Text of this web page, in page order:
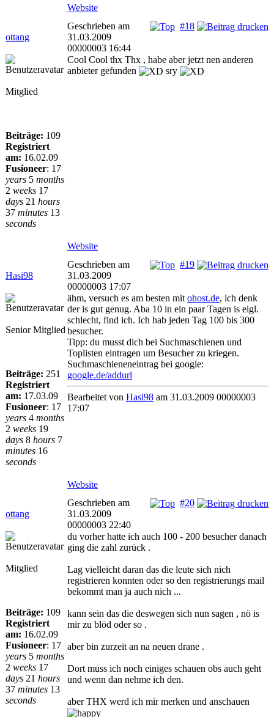
Website
ottang
#18
Geschrieben am
31.03.2009
00000003 16:44
Mitglied
Beiträge: 109
Registriert
am: 16.02.09
Fusioneer: 17
years 5 months
2 weeks 17
days 21 hours
37 minutes 13
seconds
Cool Cool thx Thx , habe aber jetzt nen anderen
anbieter gefunden
sry
Website
Hasi98
#19
Geschrieben am
31.03.2009
00000003 17:07
Senior Mitglied
Beiträge: 251
Registriert
am: 17.03.09
Fusioneer: 17
years 4 months
2 weeks 19
days 8 hours 7
minutes 16
seconds
ähm, versuch es am besten mit ohost.de, ich denk
der is gut genug. Aba 10 in ein paar Tagen is eigl.
schlecht, find ich. Ich hab jeden Tag 100 bis 300
besucher.
Tipp: du musst dich bei Suchmaschienen und
Toplisten eintragen um Besucher zu kriegen.
Suchmaschieneneintrag bei google:
google.de/addurl
Bearbeitet von Hasi98 am 31.03.2009 00000003
17:07
Website
ottang
#20
Geschrieben am
31.03.2009
00000003 22:40
Mitglied
Beiträge: 109
Registriert
am: 16.02.09
Fusioneer: 17
years 5 months
2 weeks 17
days 21 hours
37 minutes 13
seconds
du vorher hatte ich auch 100 - 200 besucher danach
ging die zahl zurück .
Lag vielleicht daran das die leute sich nich
registrieren konnten oder so den registrierungs mail
bekommt man ja auch nich ...
kann sein das die deswegen sich nun sagen , nö is
mir zu blöd oder so .
aber bin zurzeit an na neuen drane .
Dort muss ich noch einiges schauen obs auch geht
und wenn dan nehme ich den.
aber THX werd ich mir merken und anschauen